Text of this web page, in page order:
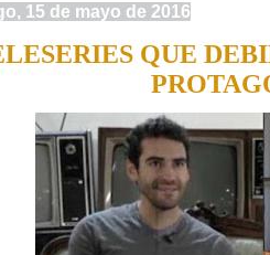
15 de mayo de 2016
QUE